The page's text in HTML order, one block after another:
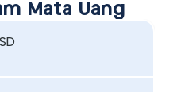
Mata Uang